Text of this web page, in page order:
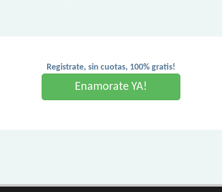
Registrate, sin cuotas, 100% gratis!
Enamorate YA!